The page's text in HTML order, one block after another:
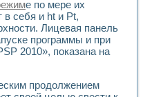
е по мере их
в себя и ht и Pt,
Лицевая панель
программы и при
2010», показана на
продолжением